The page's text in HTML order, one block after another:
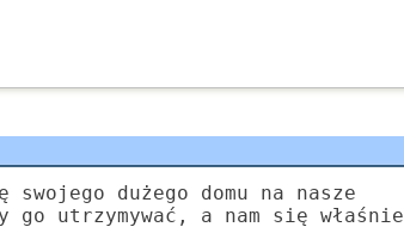
dużego domu na nasze
utrzymywać, a nam się właśnie